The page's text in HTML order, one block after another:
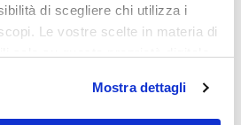
di scegliere chi utilizza i
Le vostre scelte in materia di
proprio consenso in qualsiasi
sui cookie o facendo clic
Mostra dettagli
e mi ha mostrato la casetta
dove avrei potuto utilizzare la